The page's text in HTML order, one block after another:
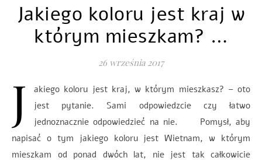
Jakiego koloru jest kraj w
którym mieszkam? …
26 września 2017
J
akiego koloru jest kraj, w którym mieszkasz? – oto
jest pytanie. Sami odpowiedzcie czy łatwo
jednoznacznie odpowiedzieć na nie. Pomysł, aby
napisać o tym jakiego koloru jest Wietnam, w którym
mieszkam od ponad dwóch lat, nie jest tak całkowicie